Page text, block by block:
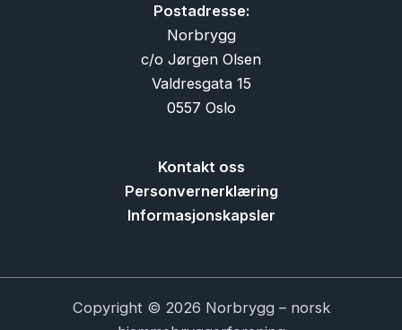
Postadresse:
Norbrygg
c/o Jørgen Olsen
Valdresgata 15
0557 Oslo
Kontakt oss
Personvernerklæring
Informasjonskapsler
Copyright © 2026 Norbrygg – norsk